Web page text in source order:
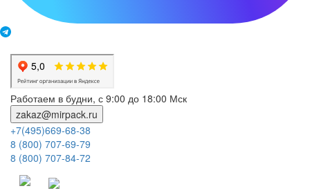
Работаем в будни, с 9:00 до 18:00 Мск
zakaz@mirpack.ru
+7(495)669-68-38
8 (800) 707-69-79
8 (800) 707-84-72